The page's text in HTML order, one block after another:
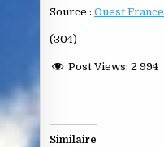
Source :Ouest France
(304)
Post Views: 2 994
Similaire